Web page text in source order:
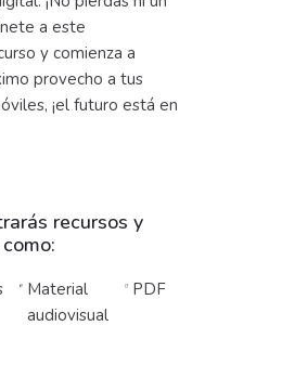
a este
y comienza a
provecho a tus
¡el futuro está en
recursos y
Material
audiovisual
PDF